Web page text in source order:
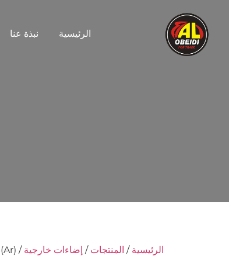
الرئيسية نبذة عنا
الرئيسية / المنتجات / إضاءات خارجية / Flat Panel 5w-inside (Ar)